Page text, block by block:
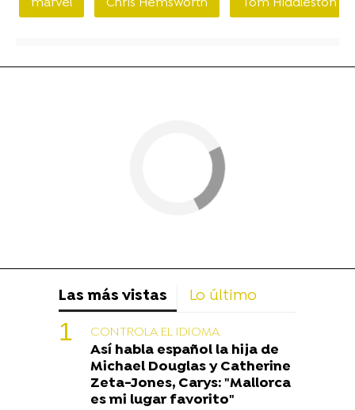
marvel Chris Hemsworth Tom Hiddleston
Las más vistas Lo último
CONTROLA EL IDIOMA
Así habla español la hija de
Michael Douglas y Catherine
Zeta-Jones, Carys: "Mallorca
es mi lugar favorito"